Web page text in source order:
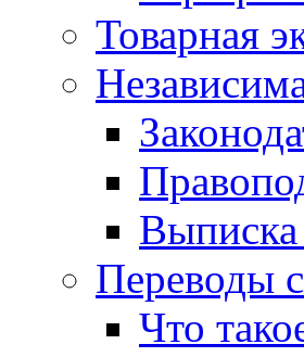
Товарная
Переводы
Что